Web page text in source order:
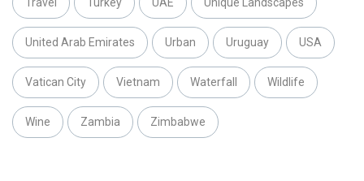
Travel Turkey UAE Unique Landscapes
United Arab Emirates Urban Uruguay USA
Vatican City Vietnam Waterfall Wildlife
Wine Zambia Zimbabwe